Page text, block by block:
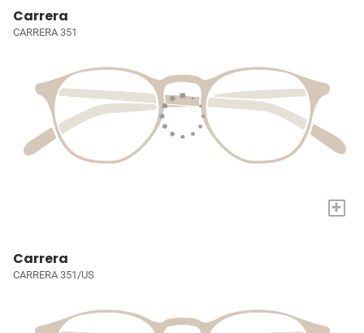
Carrera
CARRERA 351
+
Carrera
CARRERA 351/US